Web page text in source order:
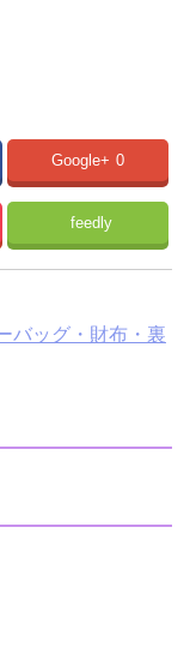
Google+ 0
feedly
バッグ・財布・裏